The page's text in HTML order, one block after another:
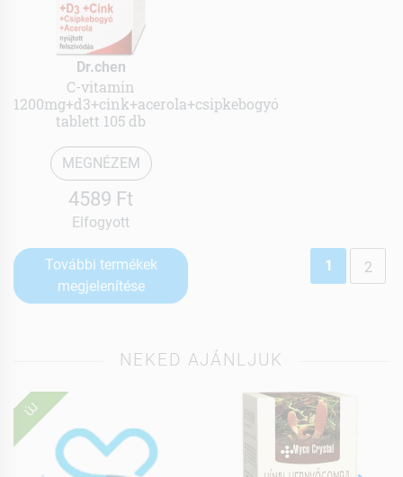
Dr.chen
C-vitamin
1200mg+d3+cink+acerola+csipkebogyó
tablett 105 db
MEGNÉZEM
4589 Ft
Elfogyott
További termékek
megjelenítése
1 2
NEKED AJÁNLJUK
ÚJ